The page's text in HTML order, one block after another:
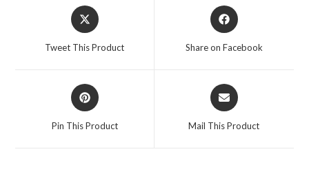
Tweet This Product Share on Facebook
Pin This Product Mail This Product